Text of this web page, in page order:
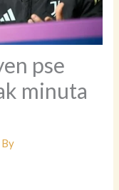
pse
minuta
By